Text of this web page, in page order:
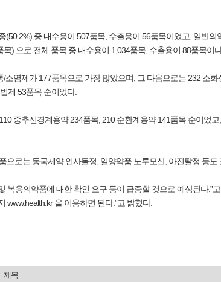
중 내수용이 507품목, 수출용이 56품목이었고, 일반의
) 으로 전체 품목 중 내수용이 1,034품목, 수출용이 88품목이
염제가 177품목으로 가장 많았으며, 그 다음으로는 232 소
제 53품목 순이었다.
중추신경계용약 234품목, 210 순환계용약 141품목 순이었
로는 동국제약 인사돌정, 일양약품 노루모산, 아진탈정 등도
용의약품에 대한 확인 요구 등이 급증할 것으로 예상된다.”
을 이용하면 된다.”고 밝혔다.
제목